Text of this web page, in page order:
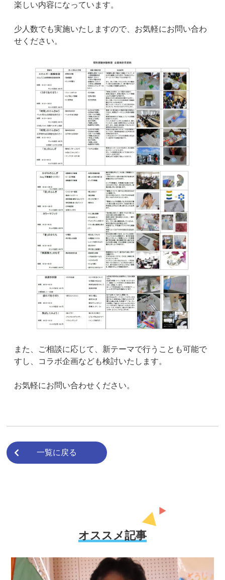
楽しい内容になっています。
少人数でも実施いたしますので、お気軽にお問い合わ
せください。
また、ご相談に応じて、新テーマで行うことも可能で
すし、コラボ企画なども検討いたします。
お気軽にお問い合わせください。
一覧に戻る
オススメ記事